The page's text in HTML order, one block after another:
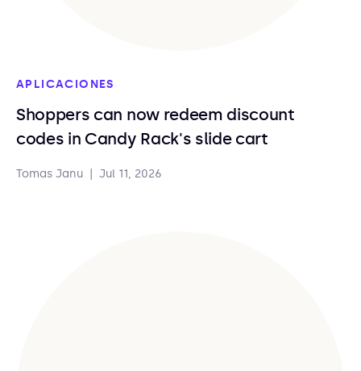
APLICACIONES
Shoppers can now redeem discount
codes in Candy Rack's slide cart
Tomas Janu Jul 11, 2026